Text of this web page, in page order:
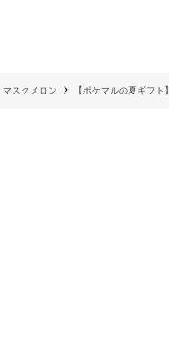
マスクメロン 【ポケマルの夏ギフ